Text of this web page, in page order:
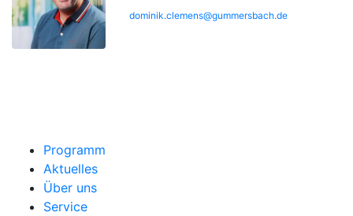
dominik.clemens@gummersbach.de
Programm
Aktuelles
Über uns
Service